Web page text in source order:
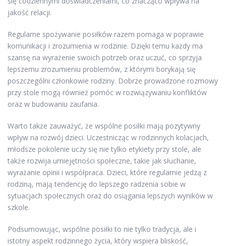
jakość relacji.
Regularne spożywanie posiłków razem pomaga w poprawie
komunikacji i zrozumienia w rodzinie. Dzięki temu każdy ma
szansę na wyrażenie swoich potrzeb oraz uczuć, co sprzyja
lepszemu zrozumieniu problemów, z którymi borykają się
poszczególni członkowie rodziny. Dobrze prowadzone rozmowy
przy stole mogą również pomóc w rozwiązywaniu konfliktów
oraz w budowaniu zaufania.
Warto także zauważyć, że wspólne posiłki mają pozytywny
wpływ na rozwój dzieci. Uczestnicząc w rodzinnych kolacjach,
młodsze pokolenie uczy się nie tylko etykiety przy stole, ale
także rozwija umiejętności społeczne, takie jak słuchanie,
wyrażanie opinii i współpraca. Dzieci, które regularnie jedzą z
rodziną, mają tendencję do lepszego radzenia sobie w
sytuacjach społecznych oraz do osiągania lepszych wyników w
szkole.
Podsumowując, wspólne posiłki to nie tylko tradycja, ale i
istotny aspekt rodzinnego życia, który wspiera bliskość,